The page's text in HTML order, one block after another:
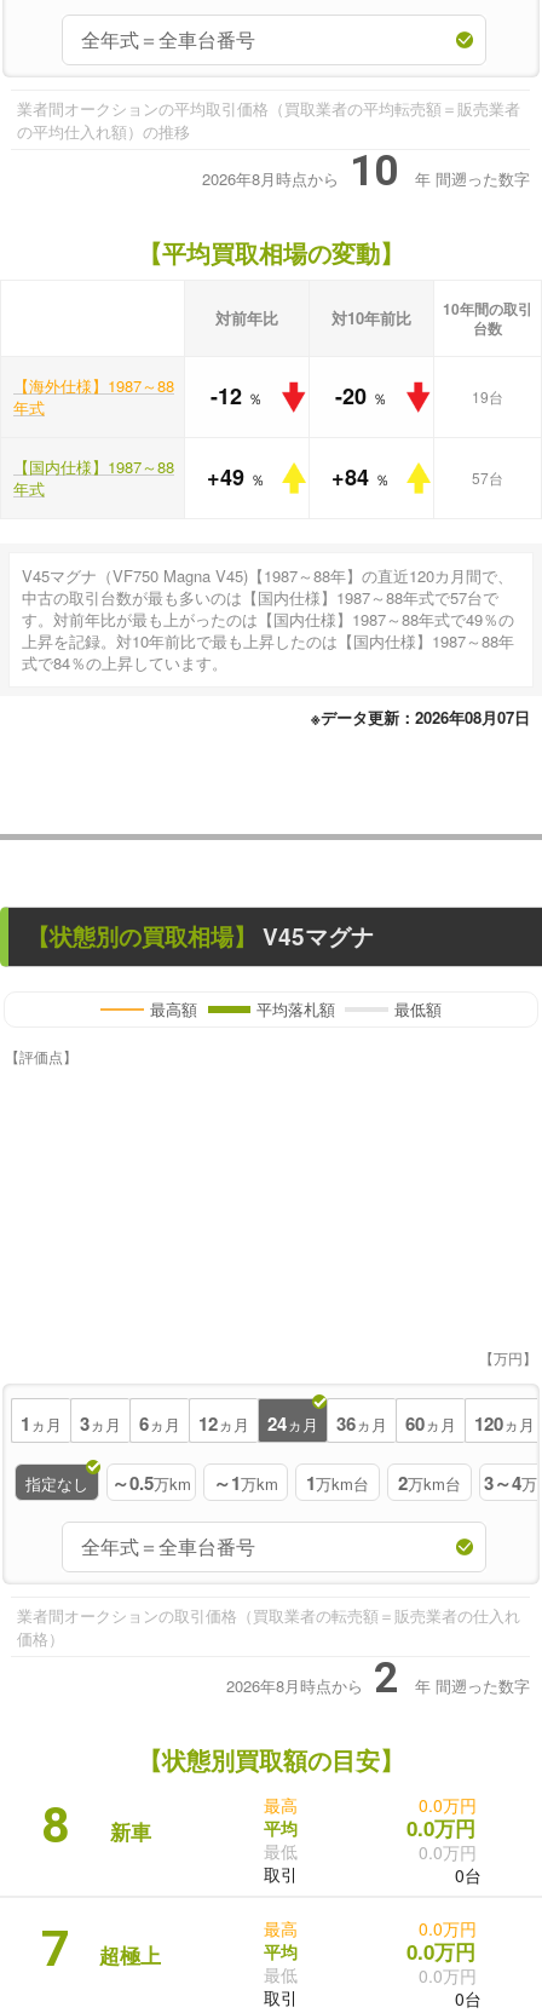
業者間オークションの平均取引価格（買取業者の平均転売額＝販売業者
の平均仕入れ額）の推移
2026年8月時点から 10 年 間遡った数字
【平均買取相場の変動】
対前年比 対10年前比
10年間の取引
台数
【海外仕様】1987～88
年式
-12 ％ -20 ％ 19台
【国内仕様】1987～88
年式
+49 ％ +84 ％ 57台
V45マグナ（VF750 Magna V45)【1987～88年】の直近120カ月間で、
中古の取引台数が最も多いのは【国内仕様】1987～88年式で57台で
す。対前年比が最も上がったのは【国内仕様】1987～88年式で49％の
上昇を記録。対10年前比で最も上昇したのは【国内仕様】1987～88年
式で84％の上昇しています。
※データ更新：2026年08月07日
【状態別の買取相場】 V45マグナ
最高額 平均落札額 最低額
【評価点】
【万円】
1 ヵ月 3ヵ月 6ヵ月 12ヵ月 24ヵ月 36ヵ月 60ヵ月 120ヵ月
指定なし ～0.5万km ～1万km 1万km台 2万km台 3～4万
業者間オークションの取引価格（買取業者の転売額＝販売業者の仕入れ
価格）
2026年8月時点から 2 年 間遡った数字
【状態別買取額の目安】
8 新車
最高
平均
最低
取引
0.0万円
0.0万円
0.0万円
0台
7 超極上
最高
平均
最低
取引
0.0万円
0.0万円
0.0万円
0台